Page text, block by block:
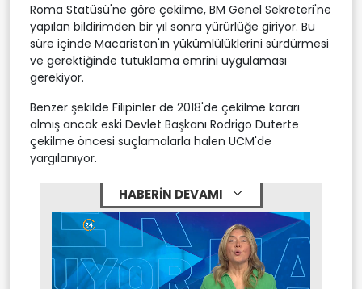
Roma Statüsü'ne göre çekilme, BM Genel Sekreteri'ne
yapılan bildirimden bir yıl sonra yürürlüğe giriyor. Bu
süre içinde Macaristan'ın yükümlülüklerini sürdürmesi
ve gerektiğinde tutuklama emrini uygulaması
gerekiyor.
Benzer şekilde Filipinler de 2018'de çekilme kararı
almış ancak eski Devlet Başkanı Rodrigo Duterte
çekilme öncesi suçlamalarla halen UCM'de
yargılanıyor.
HABERİN DEVAMI